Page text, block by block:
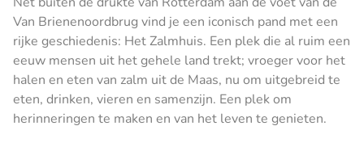
Van Brienenoordbrug vind je een iconisch pand met een
rijke geschiedenis: Het Zalmhuis. Een plek die al ruim een
eeuw mensen uit het gehele land trekt; vroeger voor het
halen en eten van zalm uit de Maas, nu om uitgebreid te
eten, drinken, vieren en samenzijn. Een plek om
herinneringen te maken en van het leven te genieten.